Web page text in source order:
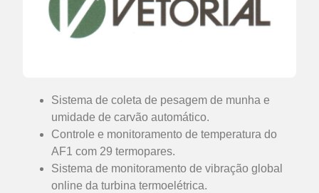
Sistema de coleta de pesagem de munha e
umidade de carvão automático.
Controle e monitoramento de temperatura do
AF1 com 29 termopares.
Sistema de monitoramento de vibração global
online da turbina termoelétrica.